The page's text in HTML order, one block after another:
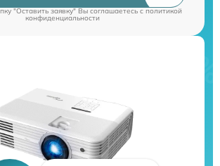
"Оставить заявку" Вы соглашаетесь cполитикой
конфиденциальности